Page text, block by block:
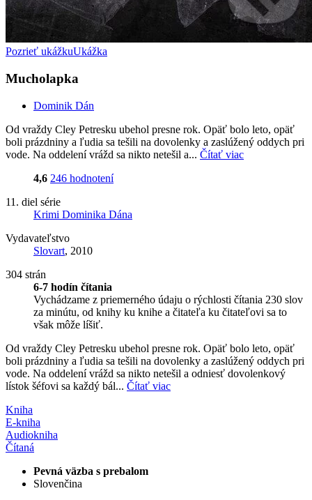
Pozrieť ukážkuUkážka
Mucholapka
Dominik Dán
Od vraždy Cley Petresku ubehol presne rok. Opäť bolo leto, opäť
boli prázdniny a ľudia sa tešili na dovolenky a zaslúžený oddych pri
vode. Na oddelení vrážd sa nikto netešil a... Čítať viac
4,6 246 hodnotení
11. diel série
Krimi Dominika Dána
Vydavateľstvo
Slovart, 2010
304 strán
6-7 hodín čítania
Vychádzame z priemerného údaju o rýchlosti čítania 230 slov
za minútu, od knihy ku knihe a čitateľa ku čitateľovi sa to
však môže líšiť.
Od vraždy Cley Petresku ubehol presne rok. Opäť bolo leto, opäť
boli prázdniny a ľudia sa tešili na dovolenky a zaslúžený oddych pri
vode. Na oddelení vrážd sa nikto netešil a odniesť dovolenkový
lístok šéfovi sa každý bál... Čítať viac
Kniha
E-kniha
Audiokniha
Čítaná
Pevná väzba s prebalom
Slovenčina